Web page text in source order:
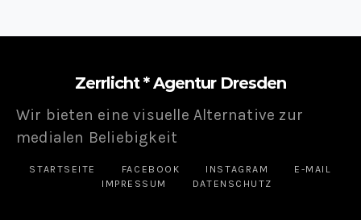
Zerrlicht * Agentur Dresden
STARTSEITE FACEBOOK INSTAGRAM
E-MAIL
IMPRESSUM
DATENSCHUTZ
Wir bieten eine visuelle Alternative zur
medialen Beliebigkeit